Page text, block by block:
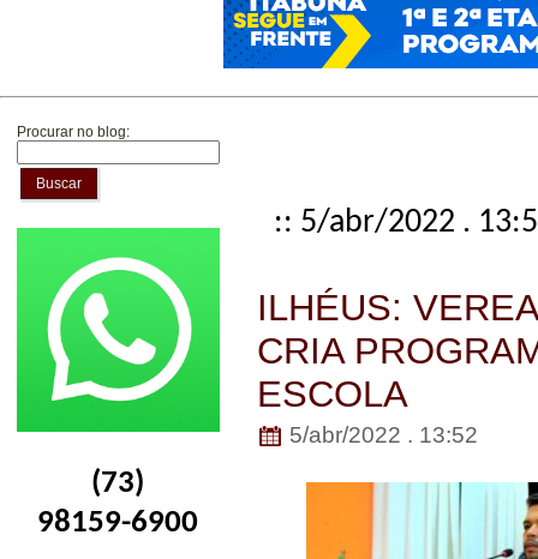
Procurar no blog:
Buscar
(73)
98159-6900
:: 5/abr/2022 .
ILHÉUS:
CRIA
ESCOLA
5/abr/2022 . 13:52